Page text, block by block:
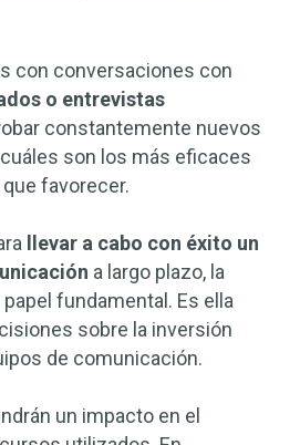
con conversaciones con
o entrevistas
constantemente nuevos
son los más eficaces
favorecer.
llevar a cabo con éxito un
a largo plazo, la
fundamental. Es ella
sobre la inversión
de comunicación.
un impacto en el